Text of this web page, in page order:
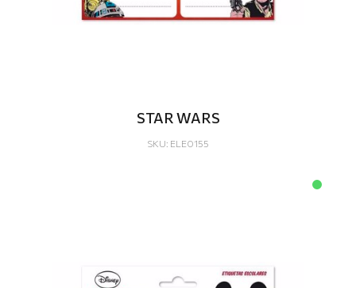
STAR WARS
SKU: ELE0155